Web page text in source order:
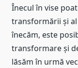
Înecul în vise
transformării și al
înecăm, este
transformare și
lăsăm în urmă